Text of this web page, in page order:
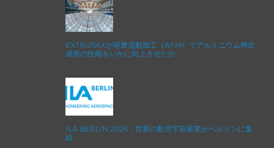
EXTRUSAXが研磨流動加工（AFM）でアルミニウム押出
成形の性能をいかに向上させたか
ILA BERLIN 2026：世界の航空宇宙産業がベルリンに集
結